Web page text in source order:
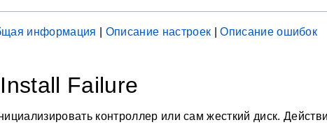
информация Описание настроек |Описание ошибок
Failure
контроллер или сам жесткий диск.